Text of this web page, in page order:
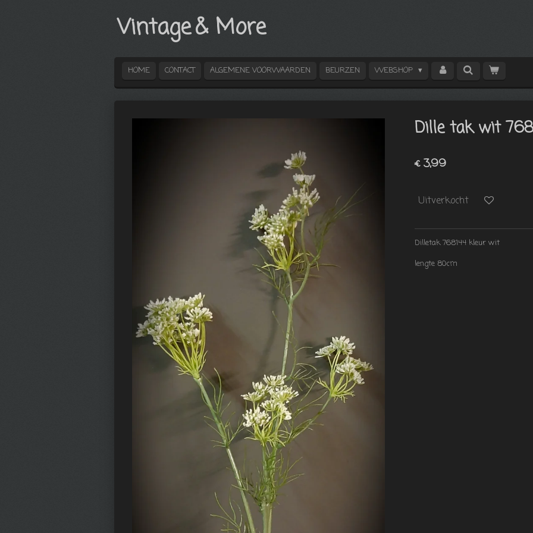
Vintage& More
HOME CONTACT ALGEMENE VOORWAARDEN BEURZEN WEBSHOP
Dille tak wit
€ 3,99
Uitverkocht
Dilletak 768144 kleur wit
lengte 80cm